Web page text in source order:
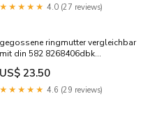
★★★★★ 4.0 (27 reviews)
gegossene ringmutter vergleichbar
mit din 582 8268406dbk
staaldraad-op-rol-collectie
US$ 23.50
★★★★★ 4.6 (29 reviews)